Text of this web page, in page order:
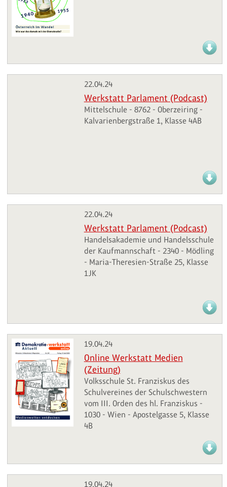
22.04.24
Werkstatt Parlament (Podcast)
Mittelschule - 8762 - Oberzeiring -
Kalvarienbergstraße 1, Klasse 4AB
22.04.24
Werkstatt Parlament (Podcast)
Handelsakademie und Handelsschule
der Kaufmannschaft - 2340 - Mödling
- Maria-Theresien-Straße 25, Klasse
1JK
19.04.24
Online Werkstatt Medien
(Zeitung)
Volksschule St. Franziskus des
Schulvereines der Schulschwestern
vom III. Orden des hl. Franziskus -
1030 - Wien - Apostelgasse 5, Klasse
4B
19.04.24